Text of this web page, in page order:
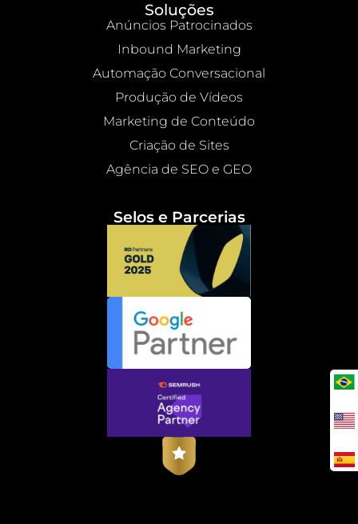
Soluções
Anúncios Patrocinados
Inbound Marketing
Automação Conversacional
Produção de Vídeos
Marketing de Conteúdo
Criação de Sites
Agência de SEO e GEO
Selos e Parcerias